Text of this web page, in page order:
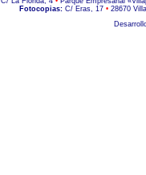
Fotocopias:C/ Eras, 17 •28670